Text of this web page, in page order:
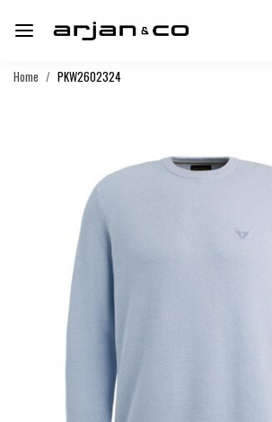
Home PKW2602324